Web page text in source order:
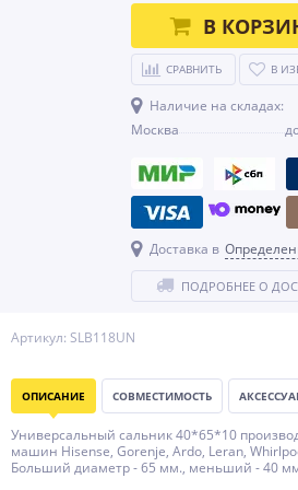
Артикул: SLB118UN
В
СРАВНИТЬ В
Наличие на складах:
Москва
Доставка в
ПОДРОБНЕЕ О
ОПИСАНИЕ СОВМЕСТИМОСТЬ
Универсальный сальник 40*65*10
машин Hisense, Gorenje, Ardo, Leran,
Больший диаметр - 65 мм., меньший - 40